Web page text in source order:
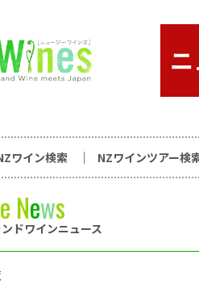
ニュージーランドワイ
ワイン検索 NZワインツアー検
e News
ドワインニュース